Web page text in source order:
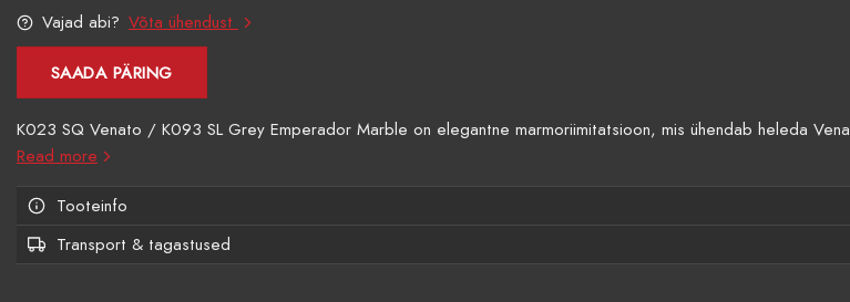
Vajad abi? Võta ühendust
SAADA PÄRING
K023 SQ Venato / K093 SL Grey Emperador Marble on elegantne marmoriimitatsioon, mis ühendab heleda
Read more
Tooteinfo
Transport & tagastused